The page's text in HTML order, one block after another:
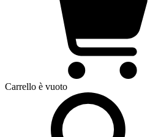
Carrello è vuoto